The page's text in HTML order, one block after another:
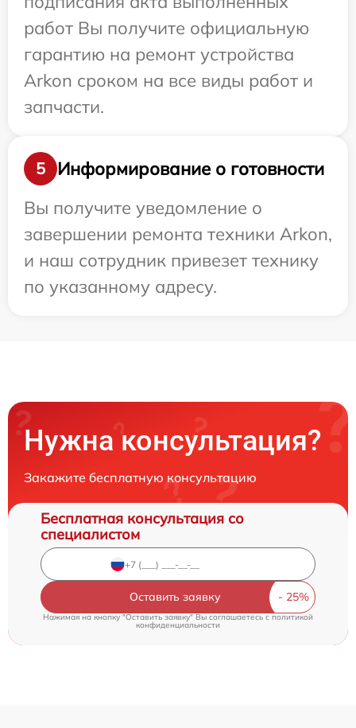
работ Вы получите официальную
гарантию на ремонт устройства
Arkon сроком на все виды работ и
запчасти.
5
Информирование о готовности
Вы получите уведомление о
завершении ремонта техники Arkon,
и наш сотрудник привезет технику
по указанному адресу.
Нужна консультация?
Закажите бесплатную консультацию
Бесплатная консультация со
специалистом
Оставить заявку
Нажимая на кнопку "Оставить заявку" Вы соглашаетесь c политикой
конфиденциальности